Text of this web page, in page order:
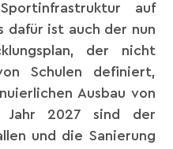
auf
dafür ist auch der nun
der nicht
Schulen definiert,
Ausbau von
Jahr 2027 sind der
und die Sanierung